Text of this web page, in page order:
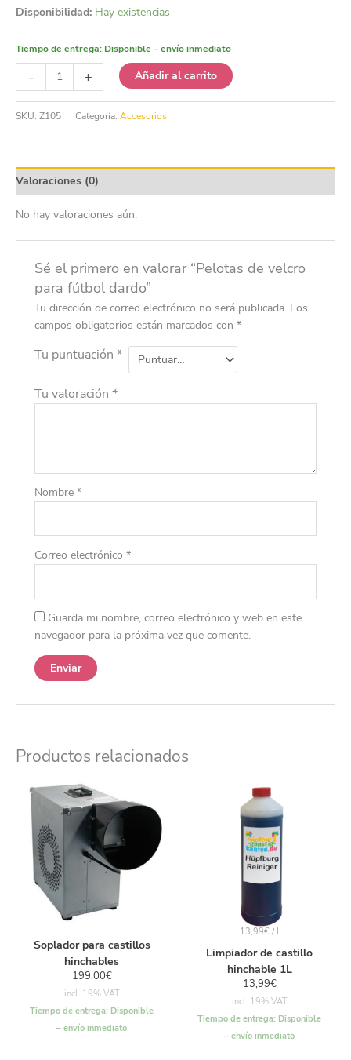
Disponibilidad: Hay existencias
Tiempo de entrega: Disponible – envío inmediato
-
de
velcro
para
cantidad
+ Añadir al carrito
SKU: Z105 Categoría: Accesorios
Valoraciones (0)
No hay valoraciones aún.
Sé el primero en valorar “Pelotas de velcro
para fútbol dardo”
Tu dirección de correo electrónico no será publicada. Los
campos obligatorios están marcados con *
Tu puntuación *
Tu valoración *
Nombre *
Correo electrónico *
Guarda mi nombre, correo electrónico y web en este
navegador para la próxima vez que comente.
Productos relacionados
Soplador para castillos
hinchables
199,00€
incl. 19% VAT
Tiempo de entrega: Disponible
– envío inmediato
13,99€ / l
Limpiador de castillo
hinchable 1L
13,99€
incl. 19% VAT
Tiempo de entrega: Disponible
– envío inmediato